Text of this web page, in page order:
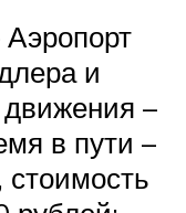
и
движения –
в пути –